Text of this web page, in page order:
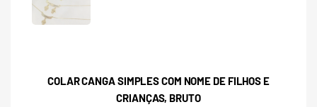
COLAR CANGA SIMPLES COM NOME DE FILHOS E
CRIANÇAS, BRUTO